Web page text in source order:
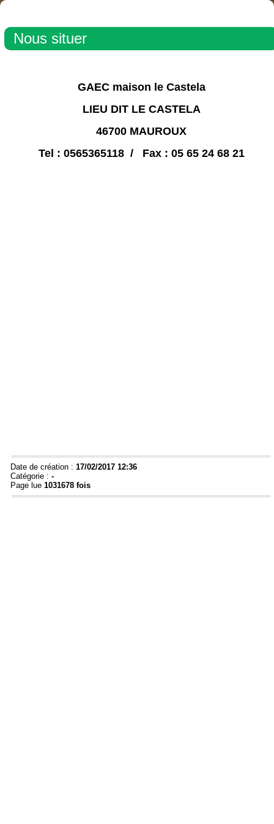
Nous situer
GAEC maison le Castela
LIEU DIT LE CASTELA
46700 MAUROUX
Tel : 0565365118 / Fax : 05 65 24 68 21
Date de création : 17/02/2017 12:36
Catégorie : -
Page lue 1031678 fois